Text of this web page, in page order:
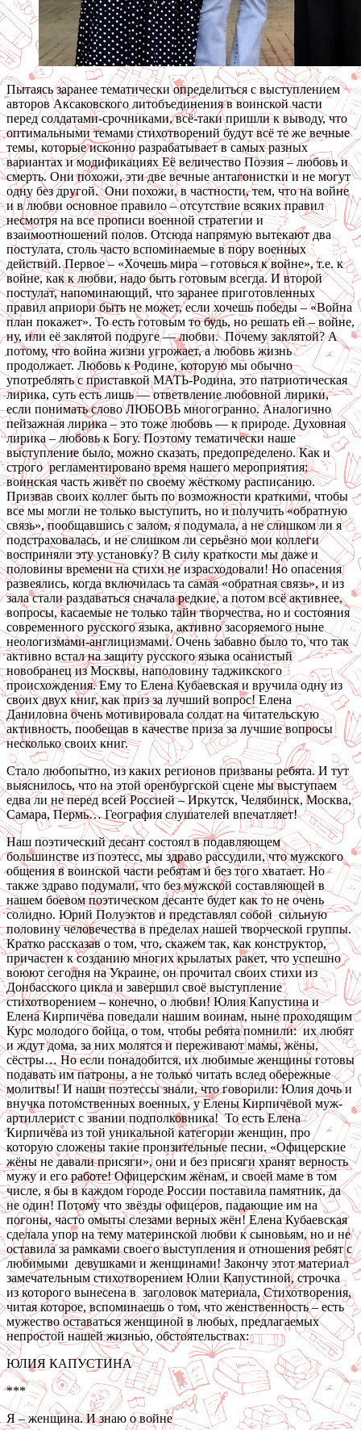
Пытаясь заранее тематически определиться с выступлением
авторов Аксаковского литобъединения в воинской части
перед солдатами-срочниками, всё-таки пришли к выводу, что
оптимальными темами стихотворений будут всё те же вечные
темы, которые исконно разрабатывает в самых разных
вариантах и модификациях Её величество Поэзия – любовь и
смерть. Они похожи, эти две вечные антагонистки и не могут
одну без другой. Они похожи, в частности, тем, что на войне
и в любви основное правило – отсутствие всяких правил
несмотря на все прописи военной стратегии и
взаимоотношений полов. Отсюда напрямую вытекают два
постулата, столь часто вспоминаемые в пору военных
действий. Первое – «Хочешь мира – готовься к войне», т.е. к
войне, как к любви, надо быть готовым всегда. И второй
постулат, напоминающий, что заранее приготовленных
правил априори быть не может, если хочешь победы – «Война
план покажет». То есть готовым то будь, но решать ей – войне,
ну, или её заклятой подруге — любви. Почему заклятой? А
потому, что война жизни угрожает, а любовь жизнь
продолжает. Любовь к Родине, которую мы обычно
употреблять с приставкой МАТЬ-Родина, это патриотическая
лирика, суть есть лишь — ответвление любовной лирики,
если понимать слово ЛЮБОВЬ многогранно. Аналогично
пейзажная лирика – это тоже любовь — к природе. Духовная
лирика – любовь к Богу. Поэтому тематически наше
выступление было, можно сказать, предопределено. Как и
строго регламентировано время нашего мероприятия:
воинская часть живёт по своему жёсткому расписанию.
Призвав своих коллег быть по возможности краткими, чтобы
все мы могли не только выступить, но и получить «обратную
связь», пообщавшись с залом, я подумала, а не слишком ли я
подстраховалась, и не слишком ли серьёзно мои коллеги
восприняли эту установку? В силу краткости мы даже и
половины времени на стихи не израсходовали! Но опасения
развеялись, когда включилась та самая «обратная связь», и из
зала стали раздаваться сначала редкие, а потом всё активнее,
вопросы, касаемые не только тайн творчества, но и состояния
современного русского языка, активно засоряемого ныне
неологизмами-англицизмами. Очень забавно было то, что так
активно встал на защиту русского языка осанистый
новобранец из Москвы, наполовину таджикского
происхождения. Ему то Елена Кубаевская и вручила одну из
своих двух книг, как приз за лучший вопрос! Елена
Даниловна очень мотивировала солдат на читательскую
активность, пообещав в качестве приза за лучшие вопросы
несколько своих книг.
Стало любопытно, из каких регионов призваны ребята. И тут
выяснилось, что на этой оренбургской сцене мы выступаем
едва ли не перед всей Россией – Иркутск, Челябинск, Москва,
Самара, Пермь… География слушателей впечатляет!
Наш поэтический десант состоял в подавляющем
большинстве из поэтесс, мы здраво рассудили, что мужского
общения в воинской части ребятам и без того хватает. Но
также здраво подумали, что без мужской составляющей в
нашем боевом поэтическом десанте будет как то не очень
солидно. Юрий Полуэктов и представлял собой сильную
половину человечества в пределах нашей творческой группы.
Кратко рассказав о том, что, скажем так, как конструктор,
причастен к созданию многих крылатых ракет, что успешно
воюют сегодня на Украине, он прочитал своих стихи из
Донбасского цикла и завершил своё выступление
стихотворением – конечно, о любви! Юлия Капустина и
Елена Кирпичёва поведали нашим воинам, ныне проходящим
Курс молодого бойца, о том, чтобы ребята помнили: их любят
и ждут дома, за них молятся и переживают мамы, жёны,
сёстры… Но если понадобится, их любимые женщины готовы
подавать им патроны, а не только читать вслед обережные
молитвы! И наши поэтессы знали, что говорили: Юлия дочь и
внучка потомственных военных, у Елены Кирпичёвой муж-
артиллерист с звании подполковника! То есть Елена
Кирпичёва из той уникальной категории женщин, про
которую сложены такие пронзительные песни. «Офицерские
жёны не давали присяги», они и без присяги хранят верность
мужу и его работе! Офицерским жёнам, и своей маме в том
числе, я бы в каждом городе России поставила памятник, да
не один! Потому что звёзды офицеров, падающие им на
погоны, часто омыты слезами верных жён! Елена Кубаевская
сделала упор на тему материнской любви к сыновьям, но и не
оставила за рамками своего выступления и отношения ребят с
любимыми девушками и женщинами! Закончу этот материал
замечательным стихотворением Юлии Капустиной, строчка
из которого вынесена в заголовок материала, Стихотворения,
читая которое, вспоминаешь о том, что женственность – есть
мужество оставаться женщиной в любых, предлагаемых
непростой нашей жизнью, обстоятельствах:
ЮЛИЯ КАПУСТИНА
***
Я – женщина. И знаю о войне